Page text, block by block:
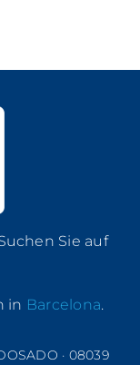
Sie auf
in Barcelona.
· 08039